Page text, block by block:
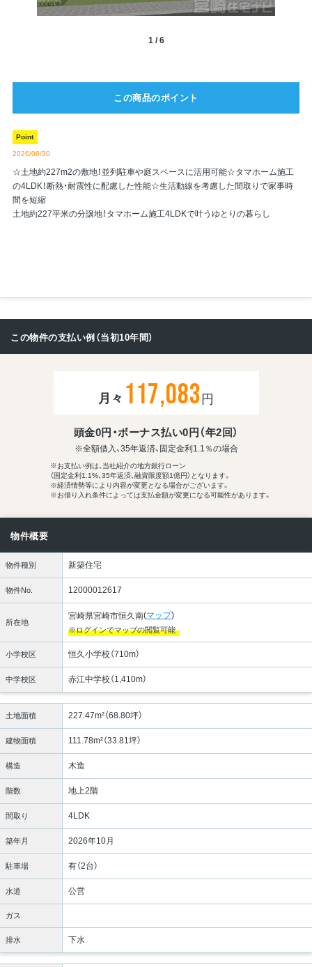
1 /6
この商品のポイント
Point
2026/06/30
☆土地約227m2の敷地！並列駐車や庭スペースに活用可能☆タマホーム施工
の4LDK！断熱・耐震性に配慮した性能☆生活動線を考慮した間取りで家事時
間を短縮
土地約227平米の分譲地！タマホーム施工4LDKで叶うゆとりの暮らし
この物件の支払い例（当初10年間）
月々 117,083 円
頭金0円・ボーナス払い0円（年2回）
※全額借入、35年返済、固定金利1.1％の場合
※お支払い例は、当社紹介の地方銀行ローン
（固定金利1.1%、35年返済、融資限度額1億円）となります。
※経済情勢等により内容が変更となる場合がございます。
※お借り入れ条件によっては支払金額が変更になる可能性があります。
物件概要
物件種別 新築住宅
物件No. 12000012617
所在地
宮崎県宮崎市恒久南(マップ)
※ログインでマップの閲覧可能
小学校区 恒久小学校（710m）
中学校区 赤江中学校（1,410m）
土地面積 227.47m²（68.80坪）
建物面積 111.78m²（33.81坪）
構造 木造
階数 地上2階
間取り 4LDK
築年月 2026年10月
駐車場 有（2台）
水道 公営
ガス
排水 下水